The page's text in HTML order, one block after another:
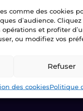
comme des cookies
d’audience.
et profiter
ou modifiez vos
Refuser
des cookiesPolitique
Maritime
!